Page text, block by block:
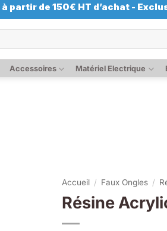
à partir de 150€ HT d’achat -
Accessoires Matériel Electrique
Accueil / Faux Ongles /
Résine